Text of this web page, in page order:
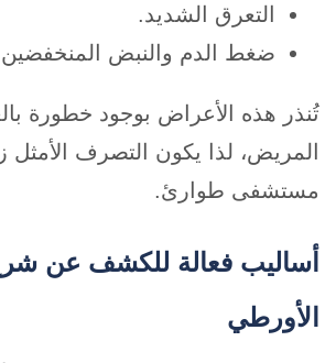
التعرق الشديد.
ضغط الدم والنبض
تُنذر هذه الأعراض بوجود خطورة
المريض، لذا يكون التصرف الأمثل
مستشفى طوارئ.
أساليب فعالة للكشف عن
الأورطي